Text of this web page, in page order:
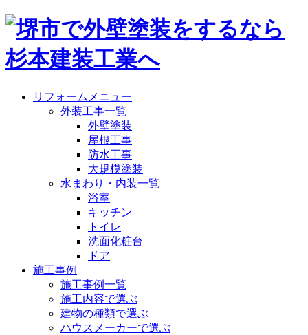
リフォームメニュー
外装工事一覧
外壁塗装
屋根工事
防水工事
大規模塗装
水まわり・内装一覧
浴室
キッチン
トイレ
洗面化粧台
ドア
施工事例
施工事例一覧
施工内容で選ぶ
建物の種類で選ぶ
ハウスメーカーで選ぶ